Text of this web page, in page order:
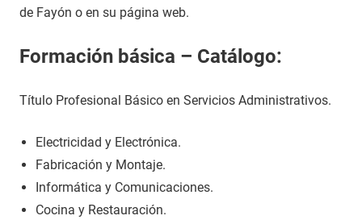
de Fayón o en su página web.
Formación básica – Catálogo:
Título Profesional Básico en Servicios Administrativos.
Electricidad y Electrónica.
Fabricación y Montaje.
Informática y Comunicaciones.
Cocina y Restauración.